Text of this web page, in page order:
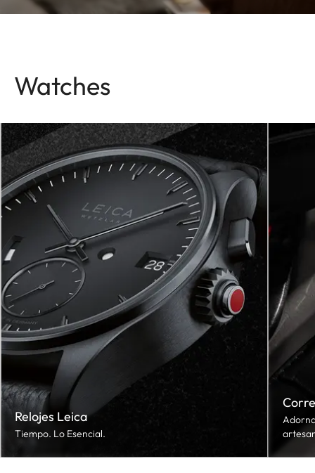
Watches
Relojes Leica
Tiempo. Lo Esencial.